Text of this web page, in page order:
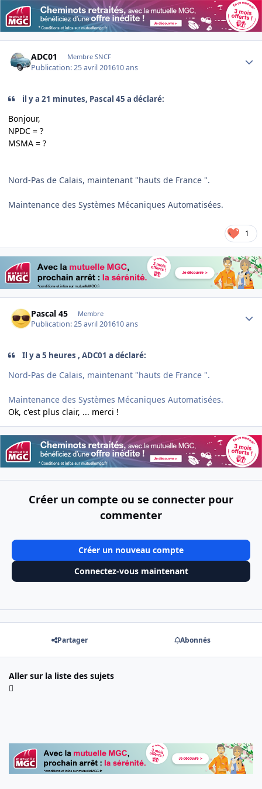
ADC01 Membre SNCF
Publication:25 avril 201610 ans
il y a 21 minutes, Pascal 45 a déclaré:
Bonjour,
NPDC = ?
MSMA = ?
Nord-Pas de Calais, maintenant "hauts de France ".
Maintenance des Systèmes Mécaniques Automatisées.
1
Pascal 45 Membre
Publication:25 avril 201610 ans
Il y a 5 heures , ADC01 a déclaré:
Nord-Pas de Calais, maintenant "hauts de France ".
Maintenance des Systèmes Mécaniques Automatisées.
Ok, c'est plus clair, ... merci !
Créer un compte ou se connecter pour
commenter
Créer un nouveau compte
Connectez-vous maintenant
Partager Abonnés
Aller sur la liste des sujets